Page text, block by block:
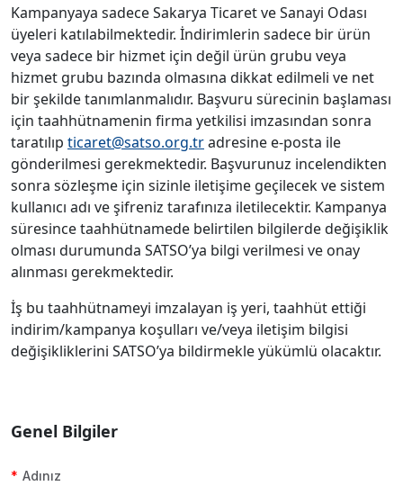
Kampanyaya sadece Sakarya Ticaret ve Sanayi Odası
üyeleri katılabilmektedir. İndirimlerin sadece bir ürün
veya sadece bir hizmet için değil ürün grubu veya
hizmet grubu bazında olmasına dikkat edilmeli ve net
bir şekilde tanımlanmalıdır. Başvuru sürecinin başlaması
için taahhütnamenin firma yetkilisi imzasından sonra
taratılıp ticaret@satso.org.tradresine e-posta ile
gönderilmesi gerekmektedir. Başvurunuz incelendikten
sonra sözleşme için sizinle iletişime geçilecek ve sistem
kullanıcı adı ve şifreniz tarafınıza iletilecektir. Kampanya
süresince taahhütnamede belirtilen bilgilerde değişiklik
olması durumunda SATSO’ya bilgi verilmesi ve onay
alınması gerekmektedir.
İş bu taahhütnameyi imzalayan iş yeri, taahhüt ettiği
indirim/kampanya koşulları ve/veya iletişim bilgisi
değişikliklerini SATSO’ya bildirmekle yükümlü olacaktır.
Genel Bilgiler
Adınız